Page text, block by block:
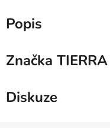
Popis
Značka
Diskuze